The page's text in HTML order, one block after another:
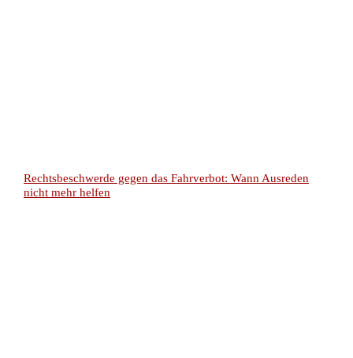
Rechtsbeschwerde gegen das Fahrverbot: Wann Ausreden
nicht mehr helfen